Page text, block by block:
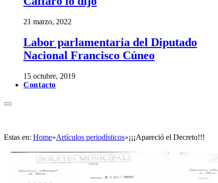
21 marzo, 2022
Labor parlamentaria del Diputado
Nacional Francisco Cúneo
15 octubre, 2019
Contacto
Estas en: Home»Artículos periodísticos»¡¡¡Apareció el Decreto!!!